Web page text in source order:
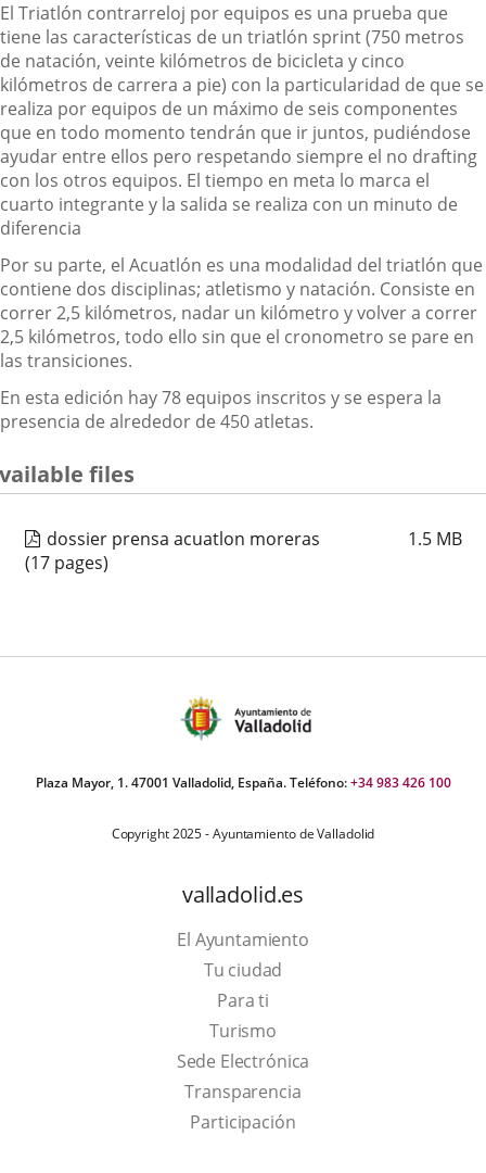
El Triatlón contrarreloj por equipos es una prueba que
tiene las características de un triatlón sprint (750 metros
de natación, veinte kilómetros de bicicleta y cinco
kilómetros de carrera a pie) con la particularidad de que se
realiza por equipos de un máximo de seis componentes
que en todo momento tendrán que ir juntos, pudiéndose
ayudar entre ellos pero respetando siempre el no drafting
con los otros equipos. El tiempo en meta lo marca el
cuarto integrante y la salida se realiza con un minuto de
diferencia
Por su parte, el Acuatlón es una modalidad del triatlón que
contiene dos disciplinas; atletismo y natación. Consiste en
correr 2,5 kilómetros, nadar un kilómetro y volver a correr
2,5 kilómetros, todo ello sin que el cronometro se pare en
las transiciones.
En esta edición hay 78 equipos inscritos y se espera la
presencia de alrededor de 450 atletas.
files
dossier prensa acuatlon moreras 1.5 MB
(17 pages)
Plaza Mayor, 1. 47001 Valladolid, España. Teléfono:+34 983 426 100
Copyright 2025 - Ayuntamiento de Valladolid
valladolid.es
El Ayuntamiento
Tu ciudad
Para ti
TurismoThis
link
will
open
Sede Electrónica
Transparencia
Participación